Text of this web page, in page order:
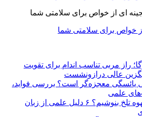
از خواص برای سلامتی شما
راز مربی تناسب اندام برای تقویت
عالی درازونشست
یائسگی معجزه‌گر است؟ بررسی فواید،
علمی
چرا باید هر روز قهوه تلخ بنوشیم؟ ۶ دلیل علمی از زبان